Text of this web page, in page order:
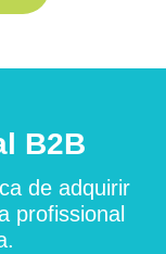
B2B
de adquirir
profissional